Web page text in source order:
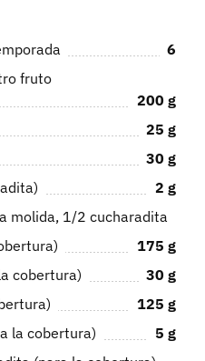
6
fruto
200 g
25 g
30 g
2 g
molida, 1/2 cucharadita
175 g
cobertura)
30 g
125 g
la cobertura)
5 g